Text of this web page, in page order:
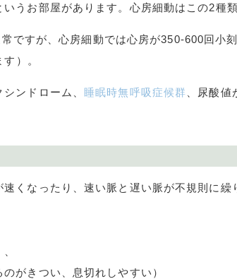
うお部屋があります。心房細動はこの2種
ですが、心房細動では心房が350-600回小
）。
ンドローム、 睡眠時無呼吸症候群 、尿酸
くなったり、速い脈と遅い脈が不規則に繰
がきつい、息切れしやすい）